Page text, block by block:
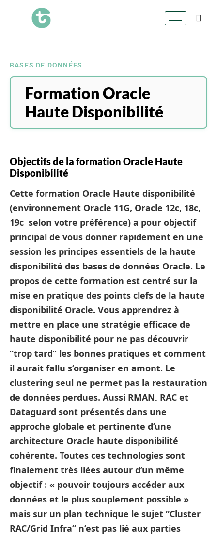
BASES DE DONNÉES
Formation Oracle
Haute Disponibilité
Objectifs de la formation Oracle Haute
Disponibilité
Cette formation Oracle Haute disponibilité
(environnement Oracle 11G, Oracle 12c, 18c,
19c selon votre préférence) a pour objectif
principal de vous donner rapidement en une
session les principes essentiels de la haute
disponibilité des bases de données Oracle. Le
propos de cette formation est centré sur la
mise en pratique des points clefs de la haute
disponibilité Oracle. Vous apprendrez à
mettre en place une stratégie efficace de
haute disponibilité pour ne pas découvrir
“trop tard” les bonnes pratiques et comment
il aurait fallu s’organiser en amont. Le
clustering seul ne permet pas la restauration
de données perdues. Aussi RMAN, RAC et
Dataguard sont présentés dans une
approche globale et pertinente d’une
architecture Oracle haute disponibilité
cohérente. Toutes ces technologies sont
finalement très liées autour d’un même
objectif : « pouvoir toujours accéder aux
données et le plus souplement possible »
mais sur un plan technique le sujet “Cluster
RAC/Grid Infra” n’est pas lié aux parties